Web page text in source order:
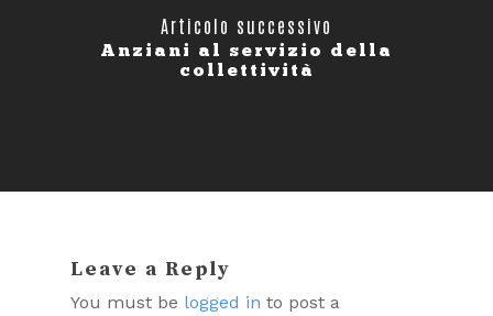
Articolo successivo
Anziani al servizio della
collettività
Leave a Reply
You must be logged in to post a